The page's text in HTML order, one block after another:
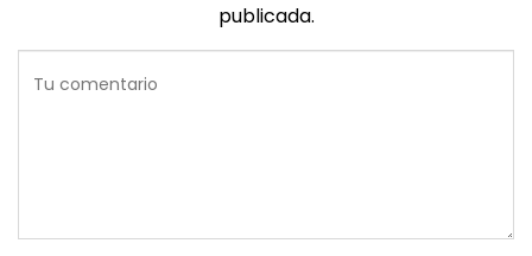
publicada.